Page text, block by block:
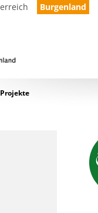
Burgenland
Projekte